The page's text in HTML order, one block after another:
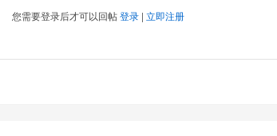
您需要登录后才可以回帖登录 | 立即注册